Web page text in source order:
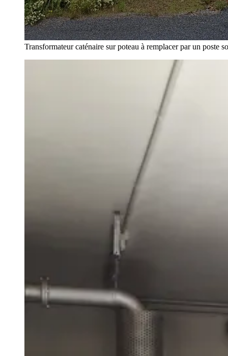
Transformateur caténaire sur poteau à remplacer par un poste